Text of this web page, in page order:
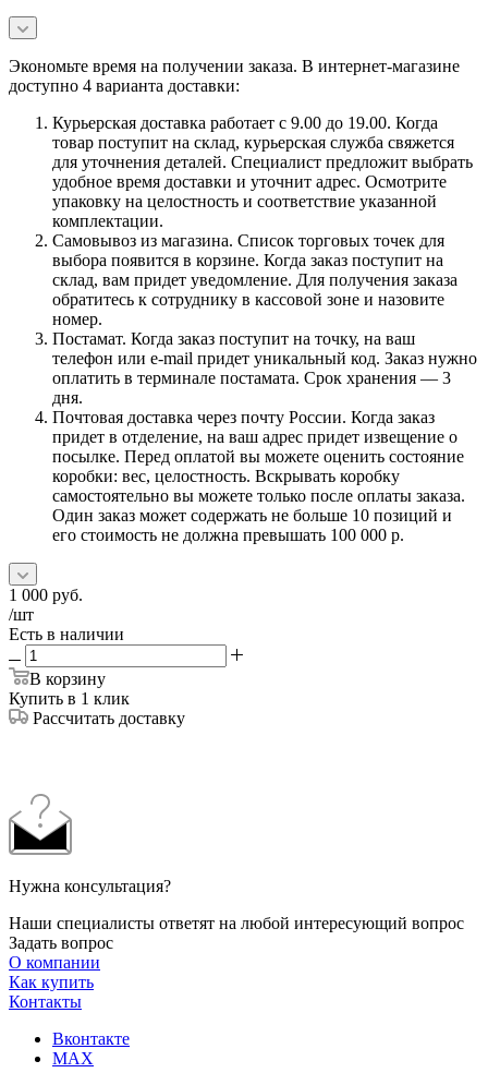
Экономьте время на получении заказа. В интернет-магазине
доступно 4 варианта доставки:
Курьерская доставка работает с 9.00 до 19.00. Когда
товар поступит на склад, курьерская служба свяжется
для уточнения деталей. Специалист предложит выбрать
удобное время доставки и уточнит адрес. Осмотрите
упаковку на целостность и соответствие указанной
комплектации.
Самовывоз из магазина. Список торговых точек для
выбора появится в корзине. Когда заказ поступит на
склад, вам придет уведомление. Для получения заказа
обратитесь к сотруднику в кассовой зоне и назовите
номер.
Постамат. Когда заказ поступит на точку, на ваш
телефон или e-mail придет уникальный код. Заказ нужно
оплатить в терминале постамата. Срок хранения — 3
дня.
Почтовая доставка через почту России. Когда заказ
придет в отделение, на ваш адрес придет извещение о
посылке. Перед оплатой вы можете оценить состояние
коробки: вес, целостность. Вскрывать коробку
самостоятельно вы можете только после оплаты заказа.
Один заказ может содержать не больше 10 позиций и
его стоимость не должна превышать 100 000 р.
1 000 руб.
/шт
Есть в наличии
В корзину
Купить в 1 клик
Рассчитать доставку
Нужна консультация?
Наши специалисты ответят на любой интересующий вопрос
Задать вопрос
О компании
Как купить
Контакты
Вконтакте
MAX